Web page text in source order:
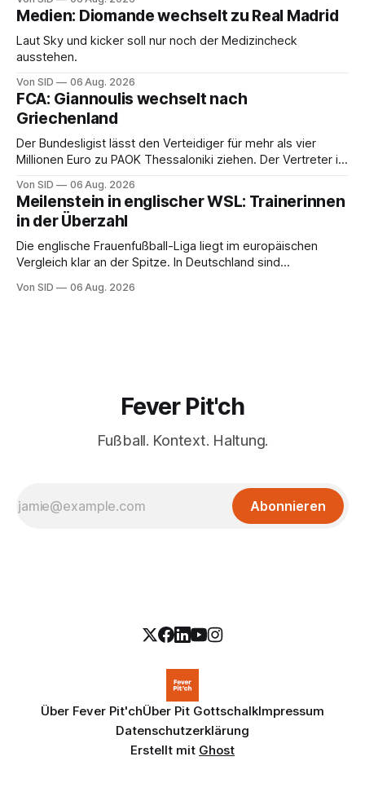
Medien: Diomande wechselt zu Real Madrid
Laut Sky und kicker soll nur noch der Medizincheck
ausstehen.
Von SID 06 Aug. 2026
FCA: Giannoulis wechselt nach
Griechenland
Der Bundesligist lässt den Verteidiger für mehr als vier
Millionen Euro zu PAOK Thessaloniki ziehen. Der Vertreter ist
Von SID 06 Aug. 2026
Meilenstein in englischer WSL: Trainerinnen
in der Überzahl
Die englische Frauenfußball-Liga liegt im europäischen
Vergleich klar an der Spitze. In Deutschland sind
Von SID 06 Aug. 2026
Fever Pit'ch
Fußball. Kontext. Haltung.
Abonnieren
Über Fever Pit'chÜber Pit GottschalkImpressum
Datenschutzerklärung
Erstellt mit Ghost